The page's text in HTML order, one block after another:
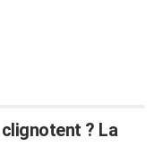
? La